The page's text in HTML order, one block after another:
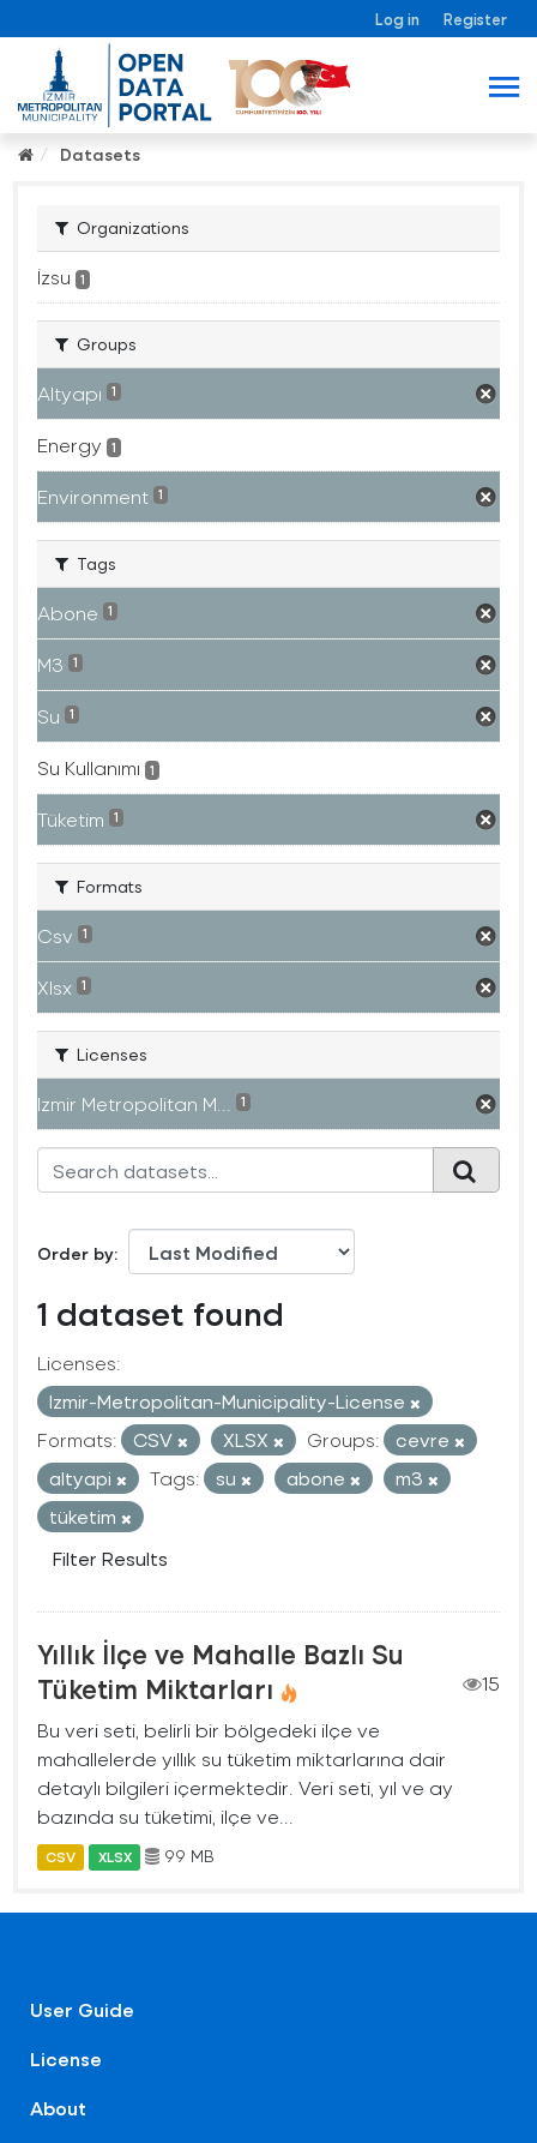
Log in Register
Datasets
Organizations
İzsu 1
Groups
Altyapı 1
Energy 1
Environment 1
Tags
Abone 1
M3 1
Su 1
Su Kullanımı 1
Tüketim 1
Formats
Csv 1
Xlsx 1
Licenses
Izmir Metropolitan M... 1
Order by
1 dataset found
Licenses:
Izmir-Metropolitan-Municipality-License
Formats:
CSV XLSX Groups:
cevre
altyapi
Tags: su abone
m3
tüketim
Filter Results
Yıllık İlçe ve Mahalle Bazlı Su
Tüketim Miktarları
15
Bu veri seti, belirli bir bölgedeki ilçe ve
mahallelerde yıllık su tüketim miktarlarına dair
detaylı bilgileri içermektedir. Veri seti, yıl ve ay
bazında su tüketimi, ilçe ve...
CSV XLSX 99 MB
User Guide
License
About